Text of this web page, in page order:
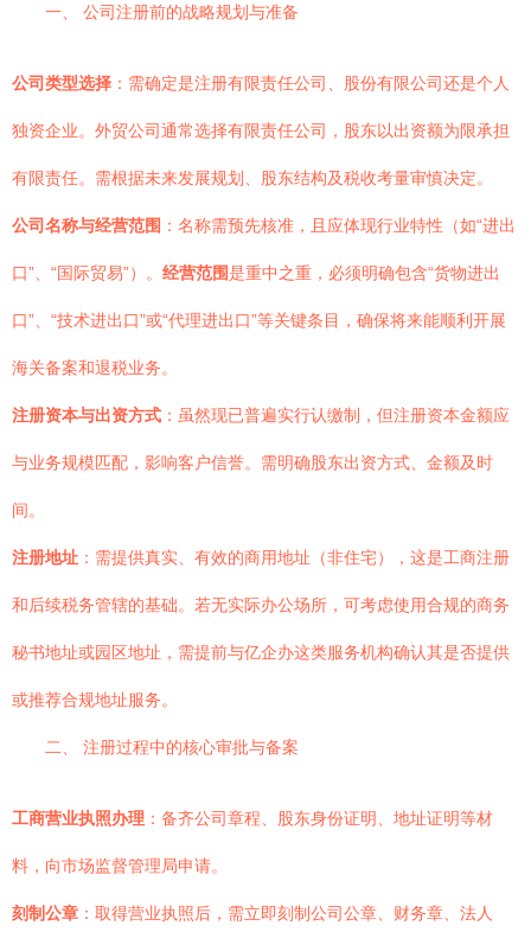
一、 公司注册前的战略规划与准备
公司类型选择 ：需确定是注册有限责任公司、股份有限公司还是个人
独资企业。外贸公司通常选择有限责任公司，股东以出资额为限承担
有限责任。需根据未来发展规划、股东结构及税收考量审慎决定。
公司名称与经营范围 ：名称需预先核准，且应体现行业特性（如“进出
口”、“国际贸易”）。 经营范围是重中之重，必须明确包含“货物进出
口”、“技术进出口”或“代理进出口”等关键条目，确保将来能顺利开展
海关备案和退税业务。
注册资本与出资方式 ：虽然现已普遍实行认缴制，但注册资本金额应
与业务规模匹配，影响客户信誉。需明确股东出资方式、金额及时
间。
注册地址 ：需提供真实、有效的商用地址（非住宅），这是工商注册
和后续税务管辖的基础。若无实际办公场所，可考虑使用合规的商务
秘书地址或园区地址，需提前与亿企办这类服务机构确认其是否提供
或推荐合规地址服务。
二、 注册过程中的核心审批与备案
工商营业执照办理 ：备齐公司章程、股东身份证明、地址证明等材
料，向市场监督管理局申请。
刻制公章 ：取得营业执照后，需立即刻制公司公章、财务章、法人